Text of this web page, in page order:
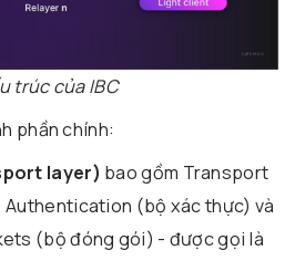
trúc của IBC
phần chính:
layer) bao gồm Transport
Authentication (bộ xác thực) và
(bộ đóng gói) - được gọi là